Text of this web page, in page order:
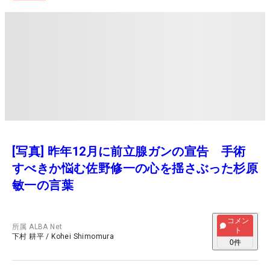
[写真] 昨年12月に前立腺ガンの宣告 手術
すべきか悩む佐野修一の心を揺さぶった杉原
敏一の言葉
所属ALBA Net
下村 耕平 / Kohei Shimomura
コメン
ト
0件